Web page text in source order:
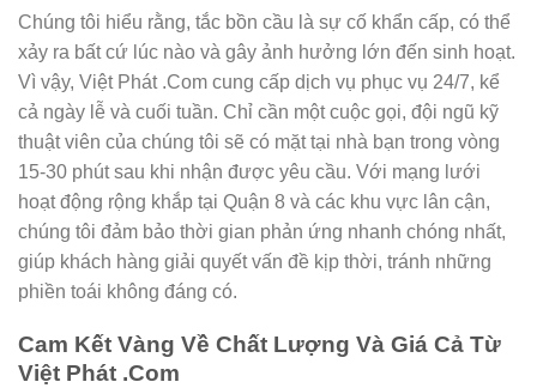
Chúng tôi hiểu rằng, tắc bồn cầu là sự cố khẩn cấp, có thể
xảy ra bất cứ lúc nào và gây ảnh hưởng lớn đến sinh hoạt.
Vì vậy, Việt Phát .Com cung cấp dịch vụ phục vụ 24/7, kể
cả ngày lễ và cuối tuần. Chỉ cần một cuộc gọi, đội ngũ kỹ
thuật viên của chúng tôi sẽ có mặt tại nhà bạn trong vòng
15-30 phút sau khi nhận được yêu cầu. Với mạng lưới
hoạt động rộng khắp tại Quận 8 và các khu vực lân cận,
chúng tôi đảm bảo thời gian phản ứng nhanh chóng nhất,
giúp khách hàng giải quyết vấn đề kịp thời, tránh những
phiền toái không đáng có.
Cam Kết Vàng Về Chất Lượng Và Giá Cả Từ
Việt Phát .Com